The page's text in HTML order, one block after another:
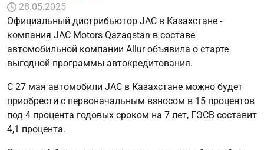
28.05.2025
Официальный дистрибьютор JAC в Казахстане -
компания JAC Motors Qazaqstan в составе
автомобильной компании Allur объявила о старте
выгодной программы автокредитования.
С 27 мая автомобили JAC в Казахстане можно будет
приобрести с первоначальным взносом в 15 процентов
под 4 процента годовых сроком на 7 лет, ГЭСВ составит
4,1 процента.